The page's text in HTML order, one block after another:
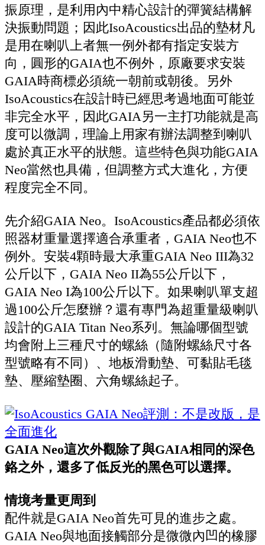
振原理，是利用內中精心設計的彈簧結構解
決振動問題；因此IsoAcoustics出品的墊材凡
是用在喇叭上者無一例外都有指定安裝方
向，圓形的GAIA也不例外，原廠要求安裝
GAIA時商標必須統一朝前或朝後。另外
IsoAcoustics在設計時已經思考過地面可能並
非完全水平，因此GAIA另一主打功能就是高
度可以微調，理論上用家有辦法調整到喇叭
處於真正水平的狀態。這些特色與功能GAIA
Neo當然也具備，但調整方式大進化，方便
程度完全不同。
先介紹GAIA Neo。IsoAcoustics產品都必須依
照器材重量選擇適合承重者，GAIA Neo也不
例外。安裝4顆時最大承重GAIA Neo III為32
公斤以下，GAIA Neo II為55公斤以下，
GAIA Neo I為100公斤以下。如果喇叭單支超
過100公斤怎麼辦？還有專門為超重量級喇叭
設計的GAIA Titan Neo系列。無論哪個型號
均會附上三種尺寸的螺絲（隨附螺絲尺寸各
型號略有不同）、地板滑動墊、可黏貼毛毯
墊、壓縮墊圈、六角螺絲起子。
GAIA Neo這次外觀除了與GAIA相同的深色
鉻之外，還多了低反光的黑色可以選擇。
情境考量更周到
配件就是GAIA Neo首先可見的進步之處。
GAIA Neo與地面接觸部分是微微內凹的橡膠